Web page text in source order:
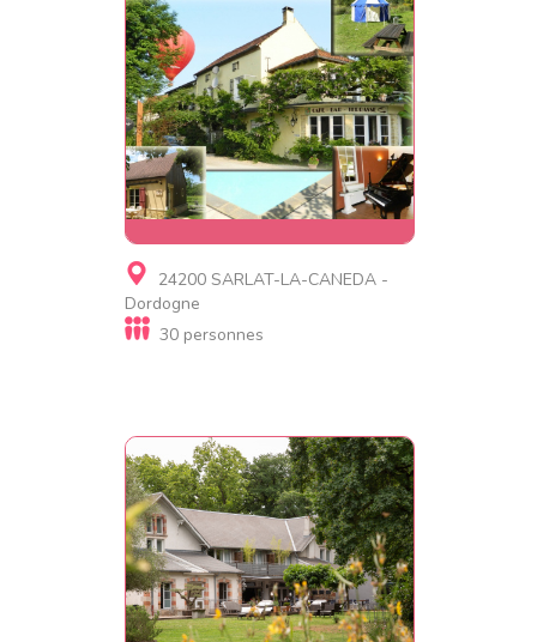
Gite, Chambre d'hôtes, Gite
insolite
Le Coustaty
24200 SARLAT-LA-CANEDA -
Dordogne
30 personnes